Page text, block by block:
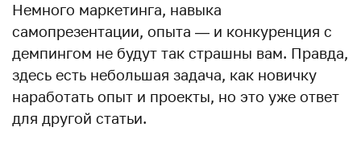
Немного маркетинга, навыка
самопрезентации, опыта — и конкуренция с
демпингом не будут так страшны вам. Правда,
здесь есть небольшая задача, как новичку
наработать опыт и проекты, но это уже ответ
для другой статьи.